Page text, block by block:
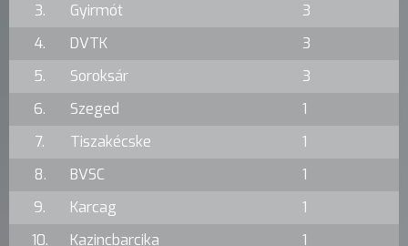
3.
Gyirmót
3
4.
DVTK
3
5.
Soroksár
3
6.
Szeged
1
7.
Tiszakécske
1
8.
BVSC
1
9.
Karcag
1
10.
Kazincbarcika 1